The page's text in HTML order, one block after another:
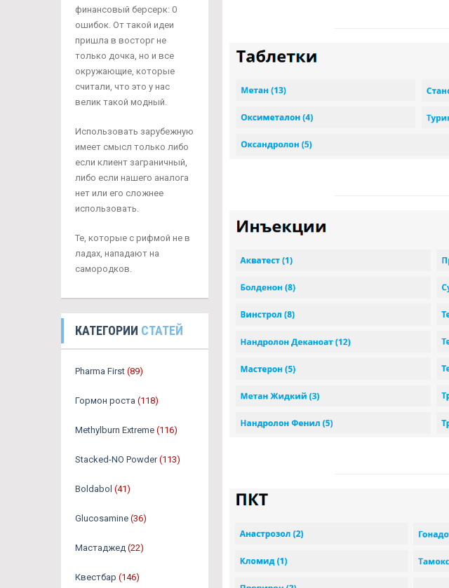
финансовый берсерк: 0
ошибок. От такой идеи
пришла в восторг не
только дочка, но и все
окружающие, которые
считали, что это у нас
велик такой модный.
Использовать зарубежную
имеет смысл только либо
если клиент заграничный,
либо если нашего аналога
нет или его сложнее
использовать.
Те, которые с рифмой не в
ладах, нападают на
самородков.
КАТЕГОРИИ СТАТЕЙ
Pharma First (89)
Гормон роста (118)
Methylburn Extreme (116)
Stacked-NO Powder (113)
Boldabol (41)
Glucosamine (36)
Мастаджед (22)
Квестбар (146)